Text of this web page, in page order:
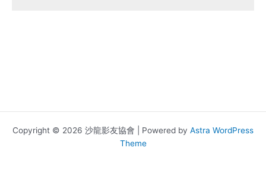
Copyright © 2026 沙龍影友協會 | Powered by Astra WordPress
Theme